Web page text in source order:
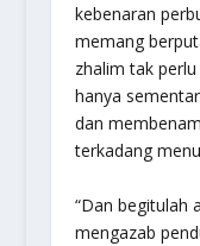
kebenaran
memang
zhalim tak
hanya
dan
terkadang
“Dan begitulah
mengazab